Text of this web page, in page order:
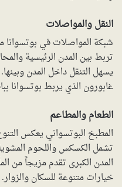
النقل والمواصلات
شبكة المواصلات في
تربط بين المدن الرئيسية
يسهل التنقل داخل المدن
غابورون الذي يربط بوتسوانا
الطعام والمطاعم
المطبخ البوتسواني يعكس
تشمل الكسكس واللحوم
المدن الكبرى تقدم مزيجاً من
خيارات متنوعة للسكان والزوار.